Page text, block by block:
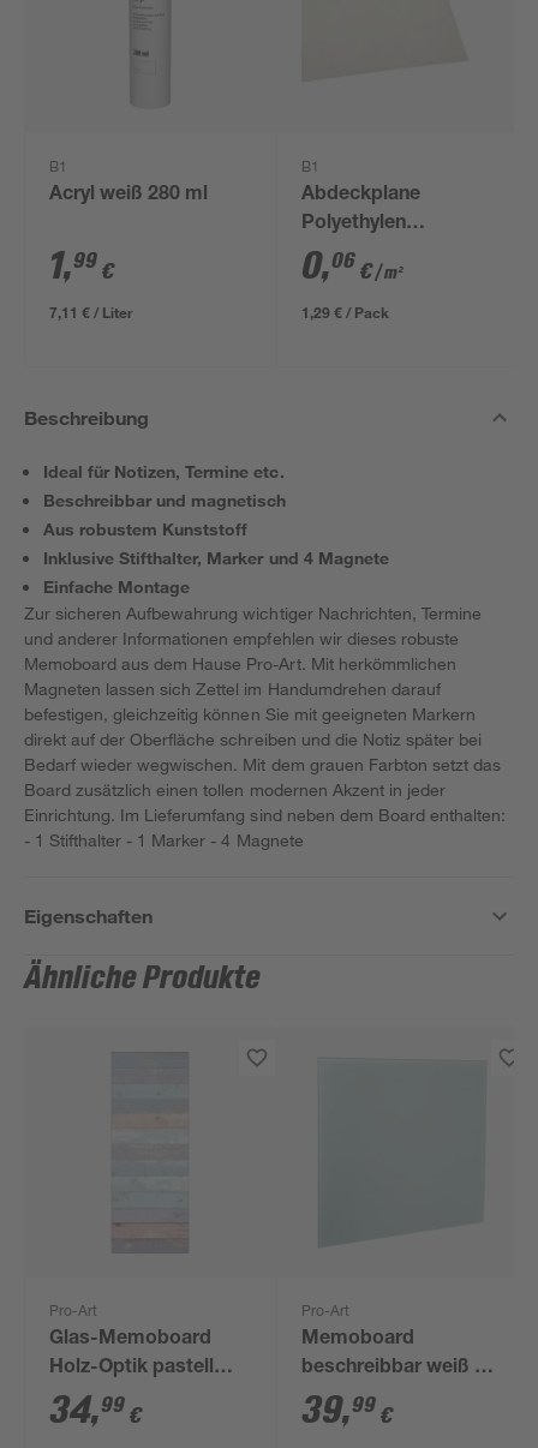
B1
Acryl weiß 280 ml
1,99 €
7,11 € / Liter
B1
Abdeckplane
Polyethylen
transparent 4 x 5 m
0,06 €/ m²
1,29 € / Pack
Beschreibung
Ideal für Notizen, Termine etc.
Beschreibbar und magnetisch
Aus robustem Kunststoff
Inklusive Stifthalter, Marker und 4 Magnete
Einfache Montage
Zur sicheren Aufbewahrung wichtiger Nachrichten, Termine
und anderer Informationen empfehlen wir dieses robuste
Memoboard aus dem Hause Pro-Art. Mit herkömmlichen
Magneten lassen sich Zettel im Handumdrehen darauf
befestigen, gleichzeitig können Sie mit geeigneten Markern
direkt auf der Oberfläche schreiben und die Notiz später bei
Bedarf wieder wegwischen. Mit dem grauen Farbton setzt das
Board zusätzlich einen tollen modernen Akzent in jeder
Einrichtung. Im Lieferumfang sind neben dem Board enthalten:
- 1 Stifthalter - 1 Marker - 4 Magnete
Eigenschaften
Ähnliche Produkte
Pro-Art
Glas-Memoboard
Holz-Optik pastell
magnetisch 30 x 80
cm
34,99 €
Pro-Art
Memoboard
beschreibbar weiß 50
x 50 cm
39,99 €